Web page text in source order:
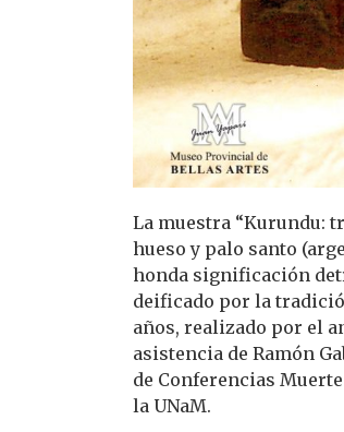
La muestra “Kurundu:
hueso y palo santo
honda significación
deificado por la
años, realizado por el
asistencia de Ramón
de Conferencias
la UNaM.